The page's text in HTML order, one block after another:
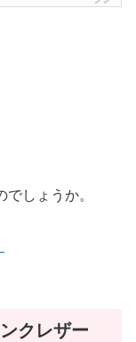
しょうか。
クレザー